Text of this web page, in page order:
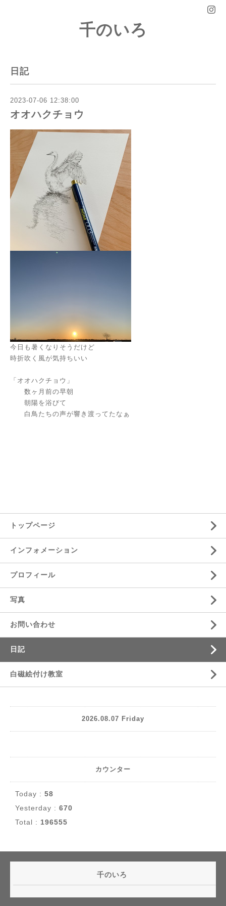
千のいろ
日記
2023-07-06 12:38:00
オオハクチョウ
今日も暑くなりそうだけど
時折吹く風が気持ちいい
「オオハクチョウ」
数ヶ月前の早朝
朝陽を浴びて
白鳥たちの声が響き渡ってたなぁ
トップページ
インフォメーション
プロフィール
写真
お問い合わせ
日記
白磁絵付け教室
2026.08.07 Friday
カウンター
Today : 58
Yesterday : 670
Total : 196555
千のいろ